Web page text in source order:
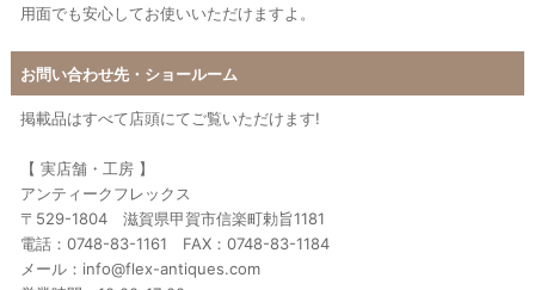
用面でも安心してお使いいただけますよ。
お問い合わせ先・ショールーム
掲載品はすべて店頭にてご覧いただけます!
【 実店舗・工房 】
アンティークフレックス
〒529-1804 滋賀県甲賀市信楽町勅旨1181
電話：0748-83-1161 FAX：0748-83-1184
メール：info@flex-antiques.com